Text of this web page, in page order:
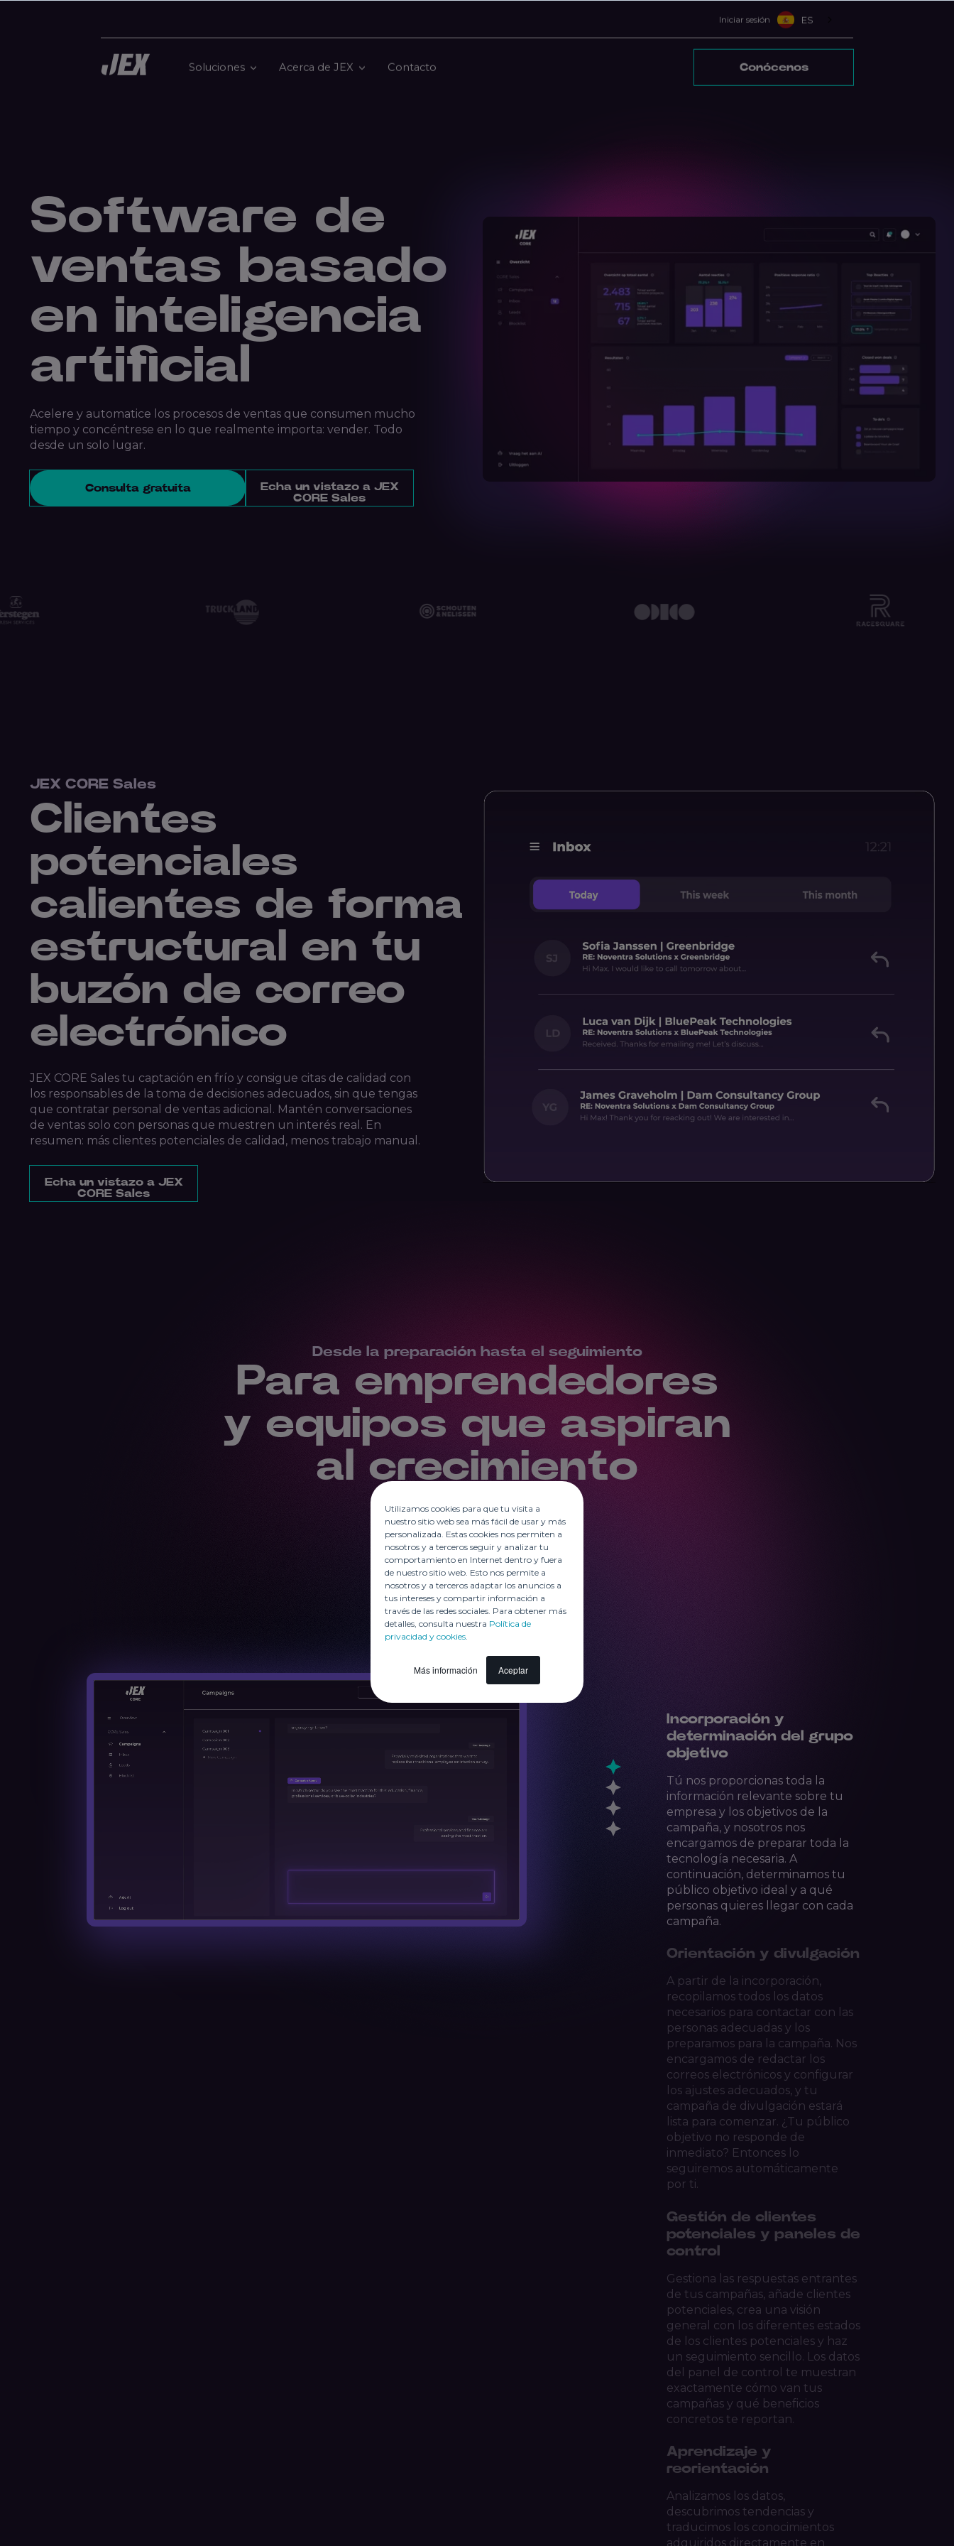
Utilizamos cookies para que tu visita a
nuestro sitio web sea más fácil de usar y más
personalizada. Estas cookies nos permiten a
nosotros y a terceros seguir y analizar tu
comportamiento en Internet dentro y fuera
de nuestro sitio web. Esto nos permite a
nosotros y a terceros adaptar los anuncios a
tus intereses y compartir información a
través de las redes sociales. Para obtener más
detalles, consulta nuestra Política de
privacidad y cookies
Más información Aceptar
Iniciar sesión ES
Soluciones Acerca de JEX Contacto Conócenos
Software de
ventas basado
en inteligencia
artificial
Acelere y automatice los procesos de ventas que consumen mucho
tiempo y concéntrese en lo que realmente importa: vender. Todo
desde un solo lugar.
Consulta gratuita
Echa un vistazo a JEX
CORE Sales
JEX CORE Sales
Clientes
potenciales
calientes de forma
estructural en tu
buzón de correo
electrónico
JEX CORE Sales tu captación en frío y consigue citas de calidad con
los responsables de la toma de decisiones adecuados, sin que tengas
que contratar personal de ventas adicional. Mantén conversaciones
de ventas solo con personas que muestren un interés real. En
resumen: más clientes potenciales de calidad, menos trabajo manual.
Echa un vistazo a JEX
CORE Sales
Desde la preparación hasta el seguimiento
Para emprendedores
y equipos que aspiran
al crecimiento
Incorporación y
determinación del grupo
objetivo
Tú nos proporcionas toda la
información relevante sobre tu
empresa y los objetivos de la
campaña, y nosotros nos
encargamos de preparar toda la
tecnología necesaria. A
continuación, determinamos tu
público objetivo ideal y a qué
personas quieres llegar con cada
campaña.
Orientación y divulgación
A partir de la incorporación,
recopilamos todos los datos
necesarios para contactar con las
personas adecuadas y los
preparamos para la campaña. Nos
encargamos de redactar los
correos electrónicos y configurar
los ajustes adecuados, y tu
campaña de divulgación estará
lista para comenzar. ¿Tu público
objetivo no responde de
inmediato? Entonces lo
seguiremos automáticamente
por ti.
Gestión de clientes
potenciales y paneles de
control
Gestiona las respuestas entrantes
de tus campañas, añade clientes
potenciales, crea una visión
general con los diferentes estados
de los clientes potenciales y haz
un seguimiento sencillo. Los datos
del panel de control te muestran
exactamente cómo van tus
campañas y qué beneficios
concretos te reportan.
Aprendizaje y
reorientación
Analizamos los datos,
descubrimos tendencias y
traducimos los conocimientos
adquiridos directamente en